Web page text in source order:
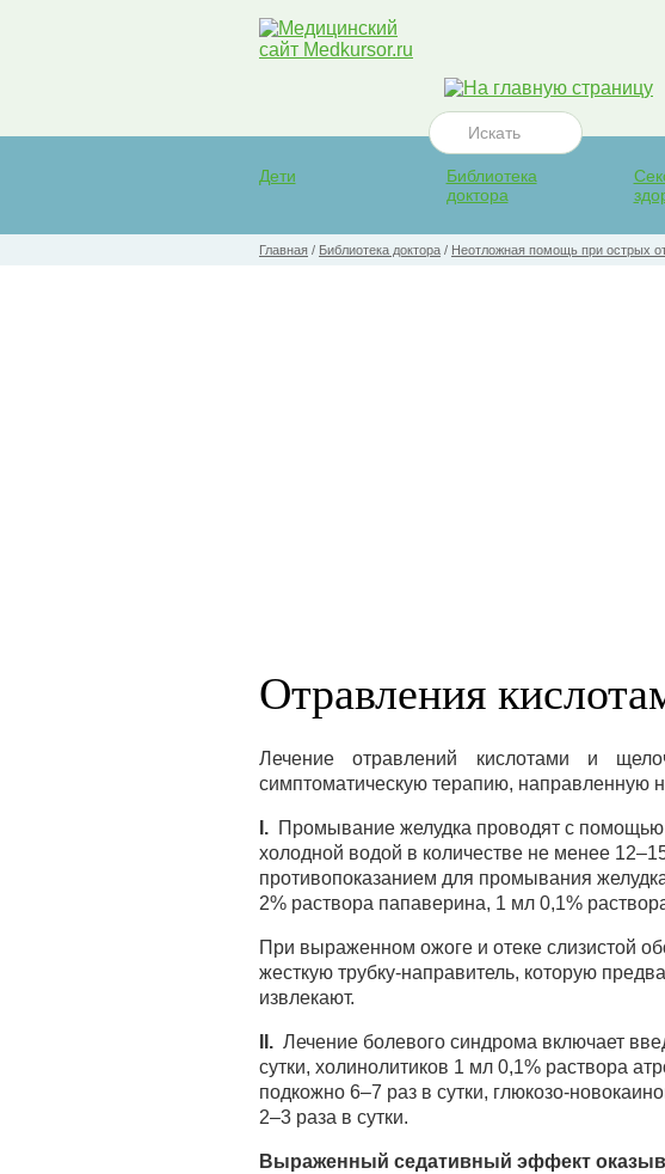
Дети
Библиотека
доктора
Главная / Библиотека доктора / Неотложная помощь при острых
Отравления
Лечение отравлений кислотами и
симптоматическую терапию, направленную
I. Промывание желудка проводят с помощью
холодной водой в количестве не менее
противопоказанием для промывания
2% раствора папаверина, 1 мл 0,1%
При выраженном ожоге и отеке слизистой
жесткую трубку-направитель, которую
извлекают.
II. Лечение болевого синдрома включает
сутки, холинолитиков 1 мл 0,1% раствора
подкожно 6–7 раз в сутки, глюкозо-
2–3 раза в сутки.
Выраженный седативный эффект